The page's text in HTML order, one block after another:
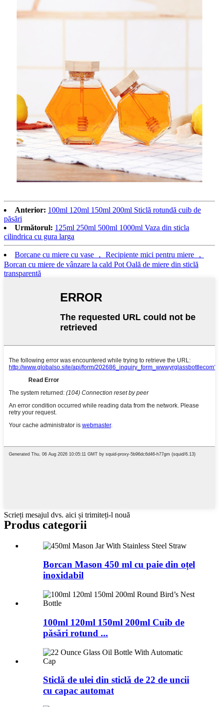
Anterior: 100ml 120ml 150ml 200ml Sticlă rotundă cuib de
păsări
Următorul: 125ml 250ml 500ml 1000ml Vaza din sticla
cilindrica cu gura larga
Borcane cu miere cu vase ， Recipiente mici pentru miere ，
Borcan cu miere de vânzare la cald Pot Oală de miere din sticlă
transparentă
Scrieți mesajul dvs. aici și trimiteți-l nouă
Produs categorii
Borcan Mason 450 ml cu paie din oțel
inoxidabil
100ml 120ml 150ml 200ml Cuib de
păsări rotund ...
Sticlă de ulei din sticlă de 22 de uncii
cu capac automat